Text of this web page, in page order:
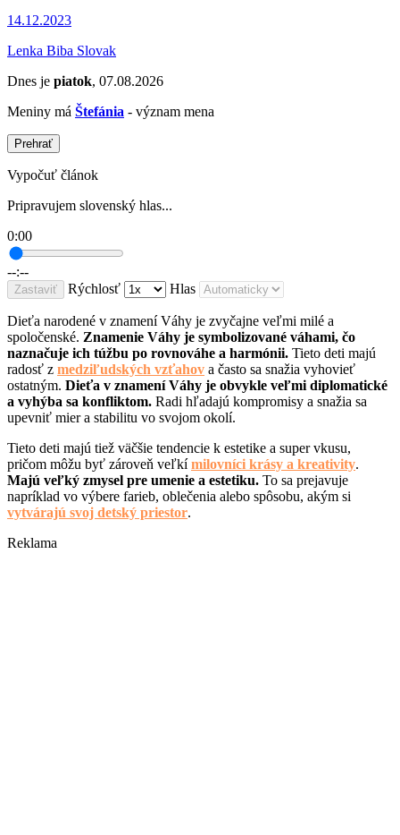
14.12.2023
Lenka Biba Slovak
Dnes je piatok, 07.08.2026
Meniny má Štefánia - význam mena
Prehrať
Vypočuť článok
Pripravujem slovenský hlas...
0:00
--:--
Zastaviť Rýchlosť Hlas
Dieťa narodené v znamení Váhy je zvyčajne veľmi milé a
spoločenské. Znamenie Váhy je symbolizované váhami, čo
naznačuje ich túžbu po rovnováhe a harmónii. Tieto deti majú
radosť z medziľudských vzťahov a často sa snažia vyhovieť
ostatným. Dieťa v znamení Váhy je obvykle veľmi diplomatické
a vyhýba sa konfliktom. Radi hľadajú kompromisy a snažia sa
upevniť mier a stabilitu vo svojom okolí.
Tieto deti majú tiež väčšie tendencie k estetike a super vkusu,
pričom môžu byť zároveň veľkímilovníci krásy a kreativity.
Majú veľký zmysel pre umenie a estetiku. To sa prejavuje
napríklad vo výbere farieb, oblečenia alebo spôsobu, akým si
vytvárajú svoj detský priestor.
Reklama